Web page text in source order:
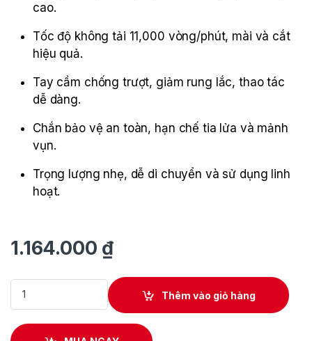
cao.
Tốc độ không tải 11,000 vòng/phút, mài và cắt
hiệu quả.
Tay cầm chống trượt, giảm rung lắc, thao tác
dễ dàng.
Chắn bảo vệ an toàn, hạn chế tia lửa và mảnh
vụn.
Trọng lượng nhẹ, dễ di chuyển và sử dụng linh
hoạt.
1.164.000 ₫
Máy Mài Góc Makita GA4032 quantity
Thêm vào giỏ hàng